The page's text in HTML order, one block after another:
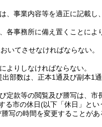
、事業内容等を適正に記載し
事務所に備え置くことによ
いてさせなければならない。
よりしなければならない。
部数は、正本1通及び副本1通
定款等の閲覧及び謄写は、
る市の休日(以下「休日」とい
写の時間を変更することがあ